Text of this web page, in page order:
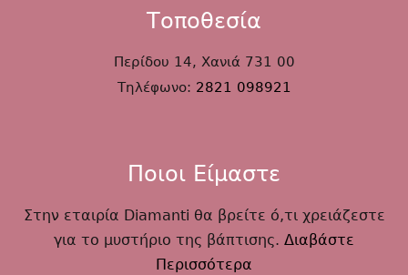
Τοποθεσία
Περίδου 14, Χανιά 731 00
Τηλέφωνο: 2821 098921
Ποιοι Είμαστε
Στην εταιρία Diamanti θα βρείτε ό,τι χρειάζεστε
για το μυστήριο της βάπτισης. Διαβάστε
Περισσότερα